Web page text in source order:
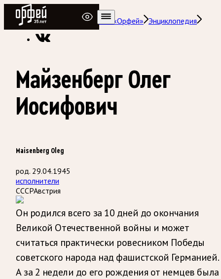
Радио Орфей
Радио классической музыки «Орфей» Энциклопедия
Майзенберг Олег
Иосифович
Maisenberg Oleg
род. 29.04.1945
исполнители
СССРАвстрия
Он родился всего за 10 дней до окончания
Великой Отечественной войны и может
считаться практически ровесником Победы
советского народа над фашистской Германией.
А за 2 недели до его рождения от немцев была